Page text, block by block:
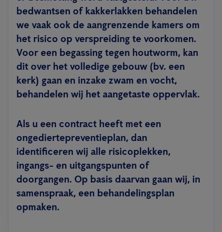
bedwantsen of kakkerlakken behandelen
we vaak ook de aangrenzende kamers om
het risico op verspreiding te voorkomen.
Voor een begassing tegen houtworm, kan
dit over het volledige gebouw (bv. een
kerk) gaan en inzake zwam en vocht,
behandelen wij het aangetaste oppervlak.
Als u een contract heeft met een
ongediertepreventieplan, dan
identificeren wij alle risicoplekken,
ingangs- en uitgangspunten of
doorgangen. Op basis daarvan gaan wij, in
samenspraak, een behandelingsplan
opmaken.